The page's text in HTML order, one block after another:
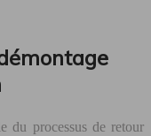
du processus de retour